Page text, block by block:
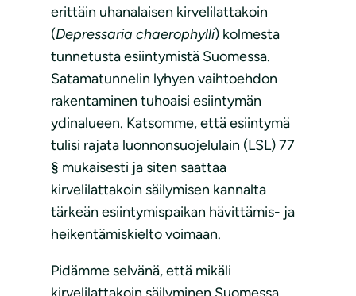
erittäin uhanalaisen kirvelilattakoin
(Depressaria chaerophylli) kolmesta
tunnetusta esiintymistä Suomessa.
Satamatunnelin lyhyen vaihtoehdon
rakentaminen tuhoaisi esiintymän
ydinalueen. Katsomme, että esiintymä
tulisi rajata luonnonsuojelulain (LSL) 77
§ mukaisesti ja siten saattaa
kirvelilattakoin säilymisen kannalta
tärkeän esiintymispaikan hävittämis- ja
heikentämiskielto voimaan.
Pidämme selvänä, että mikäli